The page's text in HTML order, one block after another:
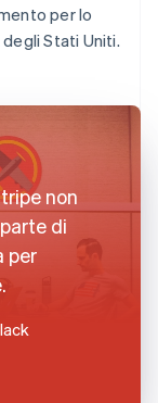
per lo
Stati Uniti.
non
di
per